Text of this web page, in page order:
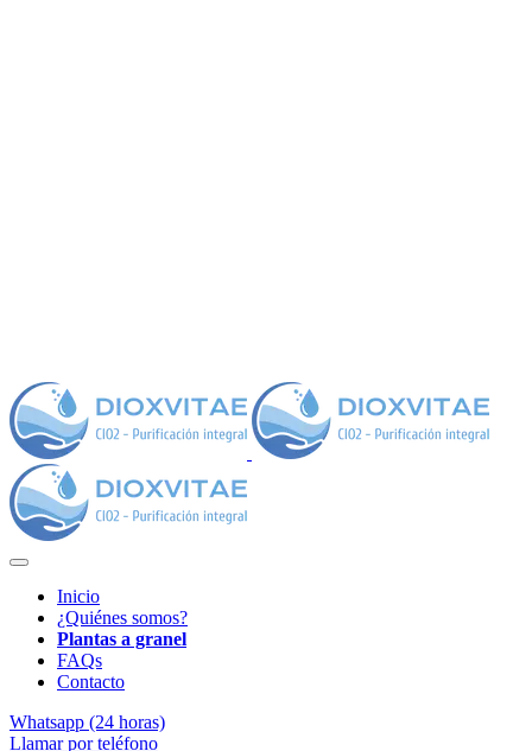
Inicio
¿Quiénes somos?
Plantas a granel
FAQs
Contacto
Whatsapp (24 horas)
Llamar por teléfono